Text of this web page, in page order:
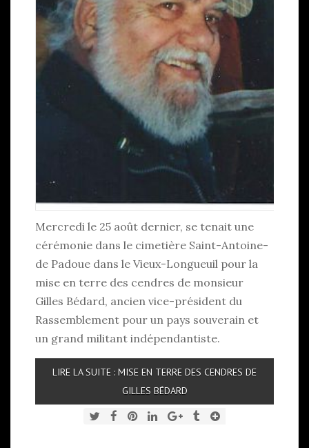
Mercredi le 25 août dernier, se tenait une
cérémonie dans le cimetière Saint-Antoine-
de Padoue dans le Vieux-Longueuil pour la
mise en terre des cendres de monsieur
Gilles Bédard, ancien vice-président du
Rassemblement pour un pays souverain et
un grand militant indépendantiste.
LIRE LA SUITE : MISE EN TERRE DES CENDRES DE
GILLES BÉDARD